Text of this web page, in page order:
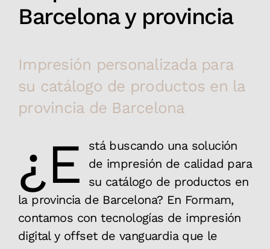
Barcelona y provincia
Impresión personalizada para
su catálogo de productos en la
provincia de Barcelona
¿E
stá buscando una solución
de impresión de calidad para
su catálogo de productos en
la provincia de Barcelona? En Formam,
contamos con tecnologías de impresión
digital y offset de vanguardia que le